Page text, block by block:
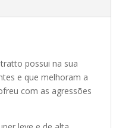
possui na sua
e que melhoram a
com as agressões